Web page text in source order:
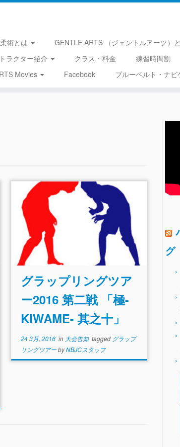
柔術とは GENTLE ARTS （ジェントルアーツ）
ラクター紹介 クラス・料金 練習時間割
Movies Facebook ブルーベルト・ナビ
グラップリングツア
ー2016 第二戦 「極-
KIWAME- 其之十」
24 3月, 2016in 大会告知 tagged グラップ
リングツアーbyNBJCスタッフ
グ